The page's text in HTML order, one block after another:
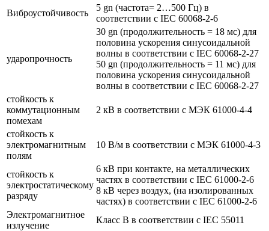
Виброустойчивость
5 gn (частота= 2…500 Гц) в
соответствии с IEC 60068-2-6
ударопрочность
30 gn (продолжительность = 18 мс) для
половина ускорения синусоидальной
волны в соответствии с IEC 60068-2-27
50 gn (продолжительность = 11 мс) для
половина ускорения синусоидальной
волны в соответствии с IEC 60068-2-27
стойкость к
коммутационным
помехам
2 кВ в соответствии с МЭК 61000-4-4
стойкость к
электромагнитным
полям
10 В/м в соответствии с МЭК 61000-4-3
стойкость к
электростатическому
разряду
6 кВ при контакте, на металлических
частях в соответствии с IEC 61000-2-6
8 кВ через воздух, (на изолированных
частях) в соответствии с IEC 61000-2-6
Электромагнитное
излучение
Класс B в соответствии с IEC 55011